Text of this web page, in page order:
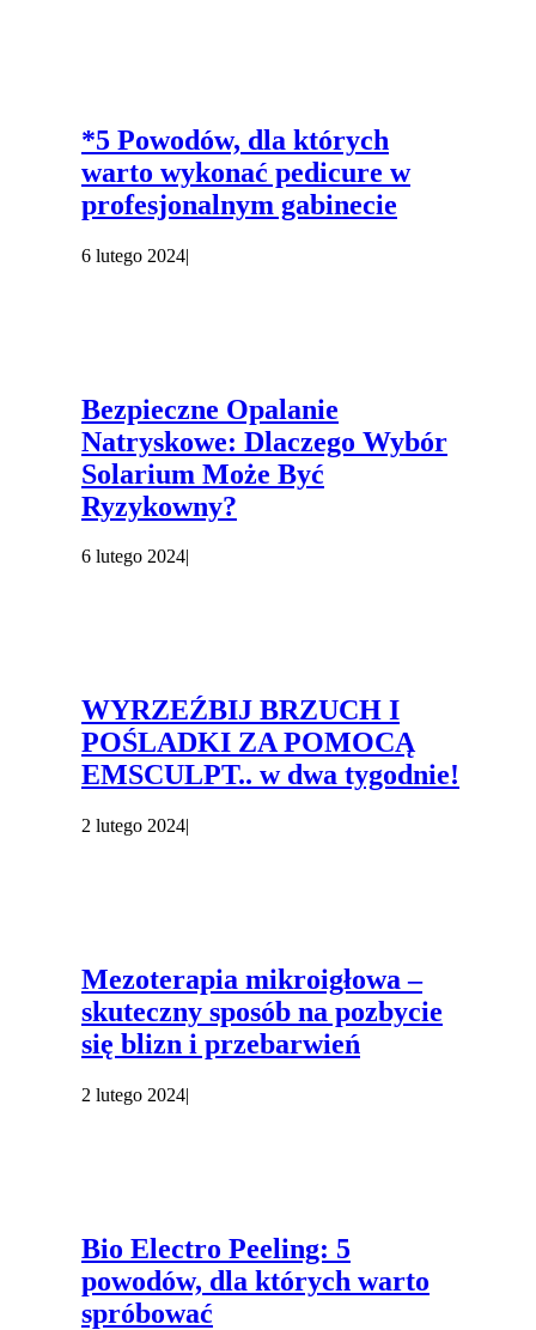
*5 Powodów, dla których
warto wykonać pedicure w
profesjonalnym gabinecie
6 lutego 2024|
Bezpieczne Opalanie
Natryskowe: Dlaczego Wybór
Solarium Może Być
Ryzykowny?
6 lutego 2024|
WYRZEŹBIJ BRZUCH I
POŚLADKI ZA POMOCĄ
EMSCULPT.. w dwa tygodnie!
2 lutego 2024|
Mezoterapia mikroigłowa –
skuteczny sposób na pozbycie
się blizn i przebarwień
2 lutego 2024|
Bio Electro Peeling: 5
powodów, dla których warto
spróbować